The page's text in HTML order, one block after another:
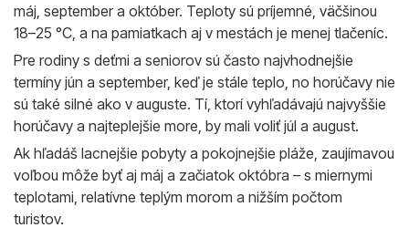
máj, september a október. Teploty sú príjemné, väčšinou
18–25 °C, a na pamiatkach aj v mestách je menej tlačeníc.
Pre rodiny s deťmi a seniorov sú často najvhodnejšie
termíny jún a september, keď je stále teplo, no horúčavy nie
sú také silné ako v auguste. Tí, ktorí vyhľadávajú najvyššie
horúčavy a najteplejšie more, by mali voliť júl a august.
Ak hľadáš lacnejšie pobyty a pokojnejšie pláže, zaujímavou
voľbou môže byť aj máj a začiatok októbra – s miernymi
teplotami, relatívne teplým morom a nižším počtom
turistov.